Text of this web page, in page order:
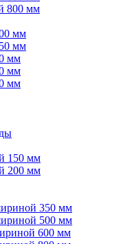
800 мм
мм
мм
мм
мм
мм
150 мм
200 мм
350 мм
500 мм
600 мм